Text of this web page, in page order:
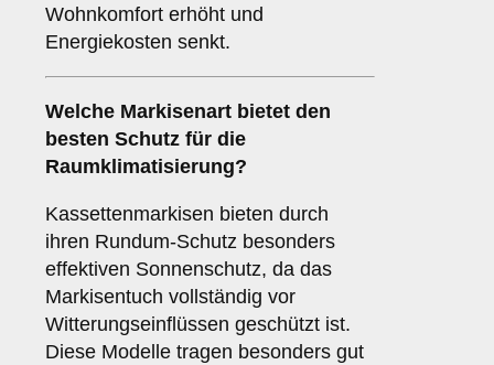
Wohnkomfort erhöht und
Energiekosten senkt.
Welche Markisenart bietet den
besten Schutz für die
Raumklimatisierung?
Kassettenmarkisen bieten durch
ihren Rundum-Schutz besonders
effektiven Sonnenschutz, da das
Markisentuch vollständig vor
Witterungseinflüssen geschützt ist.
Diese Modelle tragen besonders gut